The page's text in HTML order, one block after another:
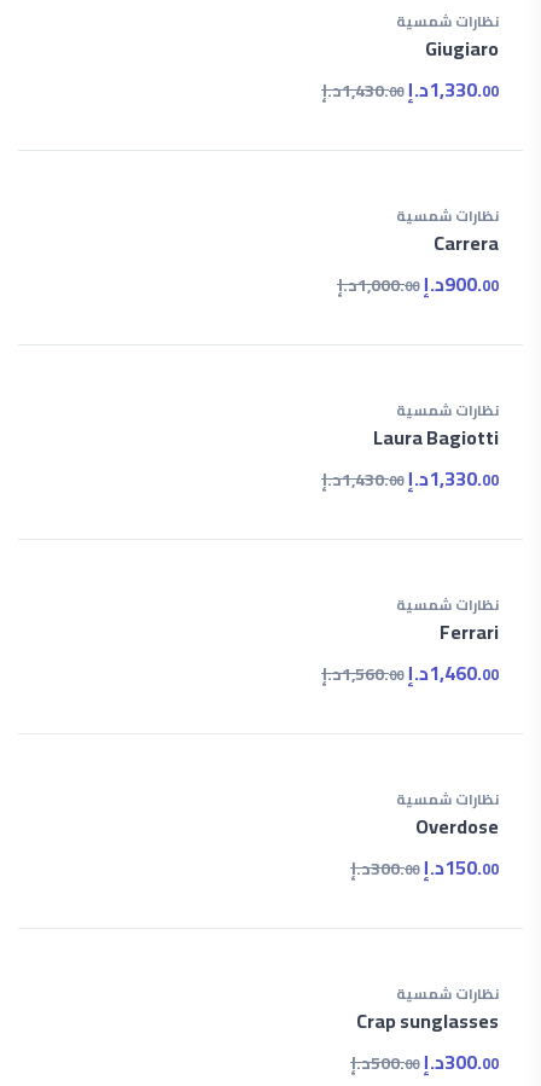
نظارات شمسية
Giugiaro
1,330.00 د.إ 1,430.00 د.إ
نظارات شمسية
Carrera
900.00 د.إ 1,000.00 د.إ
نظارات شمسية
Laura Bagiotti
1,330.00 د.إ 1,430.00 د.إ
نظارات شمسية
Ferrari
1,460.00 د.إ 1,560.00 د.إ
نظارات شمسية
Overdose
150.00 د.إ 300.00 د.إ
نظارات شمسية
Crap sunglasses
300.00 د.إ 500.00 د.إ